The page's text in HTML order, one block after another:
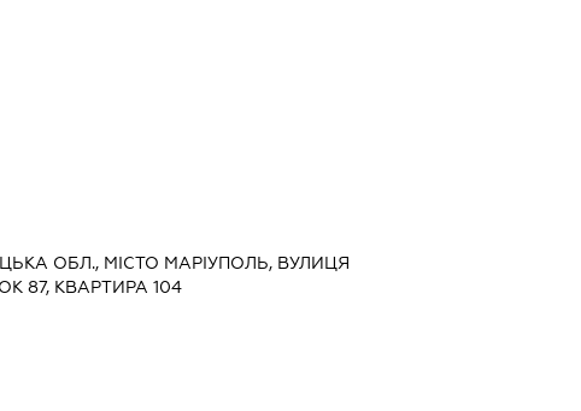
ОБЛ., МІСТО МАРІУПОЛЬ, ВУЛИЦЯ
87, КВАРТИРА 104